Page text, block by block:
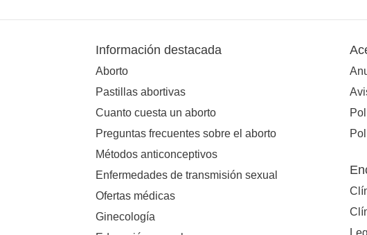
Información destacada
Aborto
Pastillas abortivas
Cuanto cuesta un aborto
Preguntas frecuentes sobre el aborto
Métodos anticonceptivos
Enfermedades de transmisión sexual
Ofertas médicas
Ginecología